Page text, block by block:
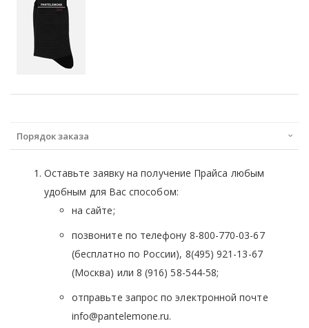
Порядок заказа
Оставьте заявку на получение Прайса любым
удобным для Вас способом:
на сайте;
позвоните по телефону 8-800-770-03-67
(бесплатно по России), 8(495) 921-13-67
(Москва) или 8 (916) 58-544-58;
отправьте запрос по электронной почте
info@pantelemone.ru.